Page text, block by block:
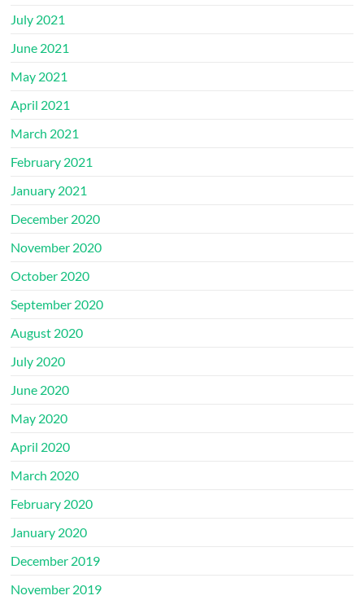
July 2021
June 2021
May 2021
April 2021
March 2021
February 2021
January 2021
December 2020
November 2020
October 2020
September 2020
August 2020
July 2020
June 2020
May 2020
April 2020
March 2020
February 2020
January 2020
December 2019
November 2019